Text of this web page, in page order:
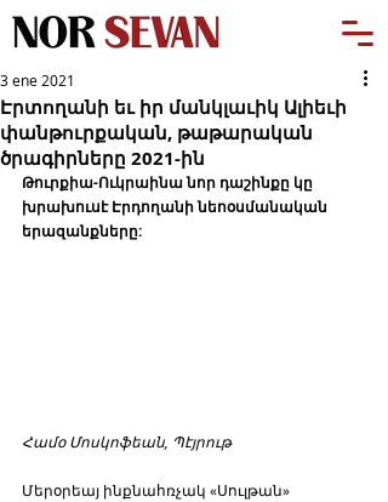
Էրտողանի եւ իր մանկլաւիկ Ալիեւի
փանթուրքական, թաթարական
ծրագիրները 2021-ին
3 ene 2021
Թուրքիա-Ուկրաինա նոր դաշինքը կը
խրախուսէ Էրդողանի նեոօսմանական
երազանքները:
Համօ Մոսկոֆեան, Պէյրութ
Մերօրեայ ինքնահռչակ «Սուլթան»